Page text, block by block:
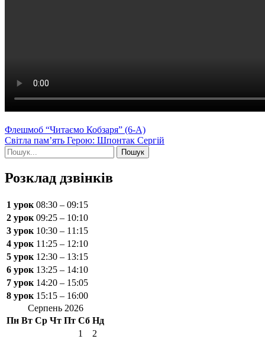
Навігація
записів
Флешмоб “Читаємо Кобзаря” (6-А)
Світла пам’ять Герою: Шпонтак Сергій
Шукати:
Розклад дзвінків
1 урок 08:30 – 09:15
2 урок 09:25 – 10:10
3 урок 10:30 – 11:15
4 урок 11:25 – 12:10
5 урок 12:30 – 13:15
6 урок 13:25 – 14:10
7 урок 14:20 – 15:05
8 урок 15:15 – 16:00
Серпень 2026
Пн Вт Ср Чт Пт Сб Нд
1
2